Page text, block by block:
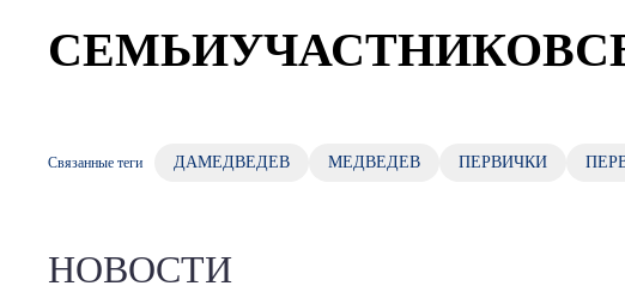
Связанные теги ДАМЕДВЕДЕВ МЕДВЕДЕВ ПЕРВИЧКИ
НОВОСТИ